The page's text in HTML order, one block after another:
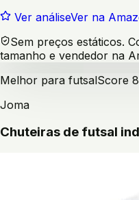
Ver análiseVer na
Sem preços estáticos.
tamanho e vendedor na
Melhor para futsalScore
Joma
Chuteiras de futsal